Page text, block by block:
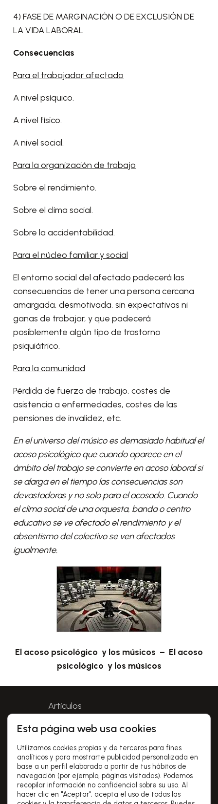
4) FASE DE MARGINACIÓN O DE EXCLUSIÓN DE
LA VIDA LABORAL
Consecuencias
Para el trabajador afectado
A nivel psíquico.
A nivel físico.
A nivel social.
Para la organización de trabajo
Sobre el rendimiento.
Sobre el clima social.
Sobre la accidentabilidad.
Para el núcleo familiar y social
El entorno social del afectado padecerá las
consecuencias de tener una persona cercana
amargada, desmotivada, sin expectativas ni
ganas de trabajar, y que padecerá
posiblemente algún tipo de trastorno
psiquiátrico.
Para la comunidad
Pérdida de fuerza de trabajo, costes de
asistencia a enfermedades, costes de las
pensiones de invalidez, etc.
En el universo del músico es demasiado habitual el
acoso psicológico que cuando aparece en el
ámbito del trabajo se convierte en acoso laboral si
se alarga en el tiempo las consecuencias son
devastadoras y no solo para el acosado. Cuando
el clima social de una orquesta, banda o centro
educativo se ve afectado el rendimiento y el
absentismo del colectivo se ven afectados
igualmente.
El acoso psicológico y los músicos – El acoso
psicológico y los músicos
Artículos
Aviso legal
Política de privacidad
Política de cookies
Esta página web usa cookies
Utilizamos cookies propias y de terceros para fines
analíticos y para mostrarte publicidad personalizada en
base a un perfil elaborado a partir de tus hábitos de
navegación (por ejemplo, páginas visitadas). Podemos
recopilar información no confidencial sobre su uso. Al
hacer clic en "Aceptar", acepta el uso de todas las